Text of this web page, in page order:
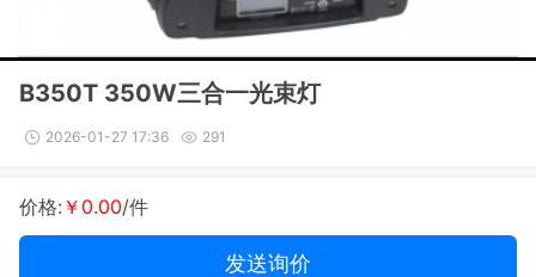
B350T 350W三合一光束灯
2026-01-27 17:36 291
价格: ￥0.00/件
发送询价